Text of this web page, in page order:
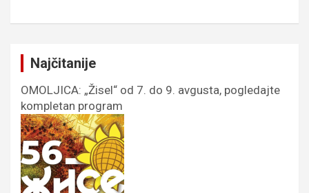
Najčitanije
OMOLJICA: „Žisel“ od 7. do 9. avgusta, pogledajte
kompletan program